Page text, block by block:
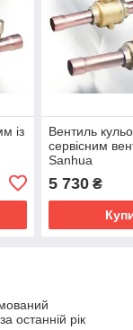
із
Вентиль
сервісним
Sanhua
5 730₴
останній рік